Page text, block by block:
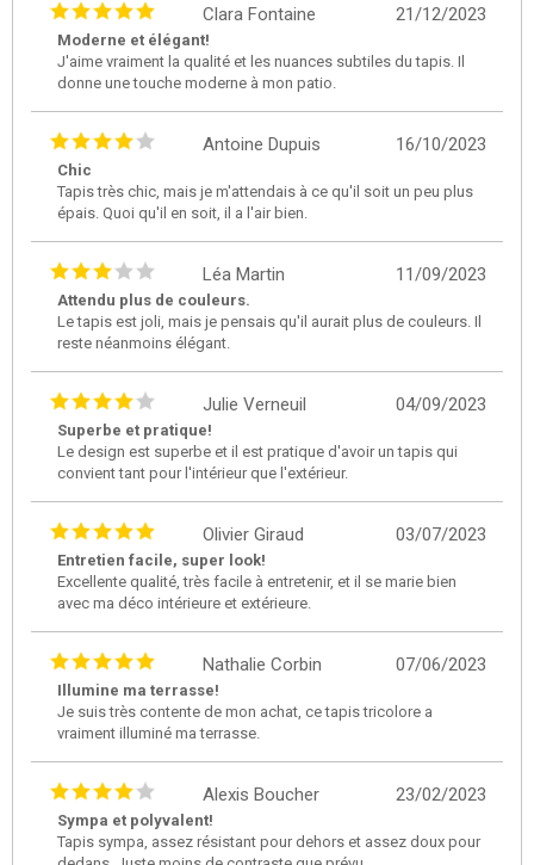
21/12/2023
Clara Fontaine
Moderne et élégant!
J'aime vraiment la qualité et les nuances subtiles du tapis. Il
donne une touche moderne à mon patio.
16/10/2023
Antoine Dupuis
Chic
Tapis très chic, mais je m'attendais à ce qu'il soit un peu plus
épais. Quoi qu'il en soit, il a l'air bien.
11/09/2023
Léa Martin
Attendu plus de couleurs.
Le tapis est joli, mais je pensais qu'il aurait plus de couleurs. Il
reste néanmoins élégant.
04/09/2023
Julie Verneuil
Superbe et pratique!
Le design est superbe et il est pratique d'avoir un tapis qui
convient tant pour l'intérieur que l'extérieur.
03/07/2023
Olivier Giraud
Entretien facile, super look!
Excellente qualité, très facile à entretenir, et il se marie bien
avec ma déco intérieure et extérieure.
07/06/2023
Nathalie Corbin
Illumine ma terrasse!
Je suis très contente de mon achat, ce tapis tricolore a
vraiment illuminé ma terrasse.
23/02/2023
Alexis Boucher
Sympa et polyvalent!
Tapis sympa, assez résistant pour dehors et assez doux pour